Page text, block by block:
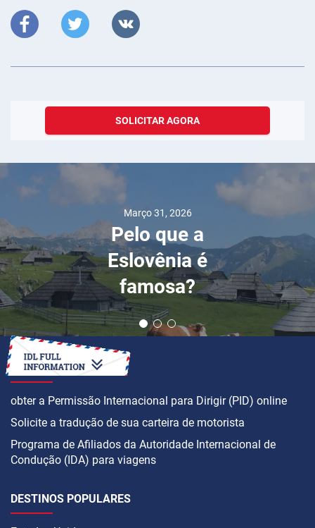
SOLICITAR AGORA
Março 31, 2026
Pelo que a
Eslovênia é
famosa?
COMO
obter a Permissão Internacional para Dirigir (PID) online
Solicite a tradução de sua carteira de motorista
Programa de Afiliados da Autoridade Internacional de
Condução (IDA) para viagens
DESTINOS POPULARES